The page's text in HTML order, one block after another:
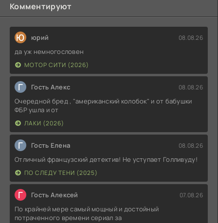
Комментируют
Ю юрий 08.08.26
да уж немногословен
МОТОР СИТИ (2026)
Г Гость Алекс 08.08.26
Очередной бред , "американский колобок" и от бабушки
ФБР ушла и от
ЛАКИ (2026)
Г Гость Елена 08.08.26
Отличный французский детектив! Не уступает Голливуду!
ПО СЛЕДУ ТЕНИ (2025)
Г Гость Алексей 07.08.26
По крайней мере самый мощный и достойный
потраченного времени сериал за